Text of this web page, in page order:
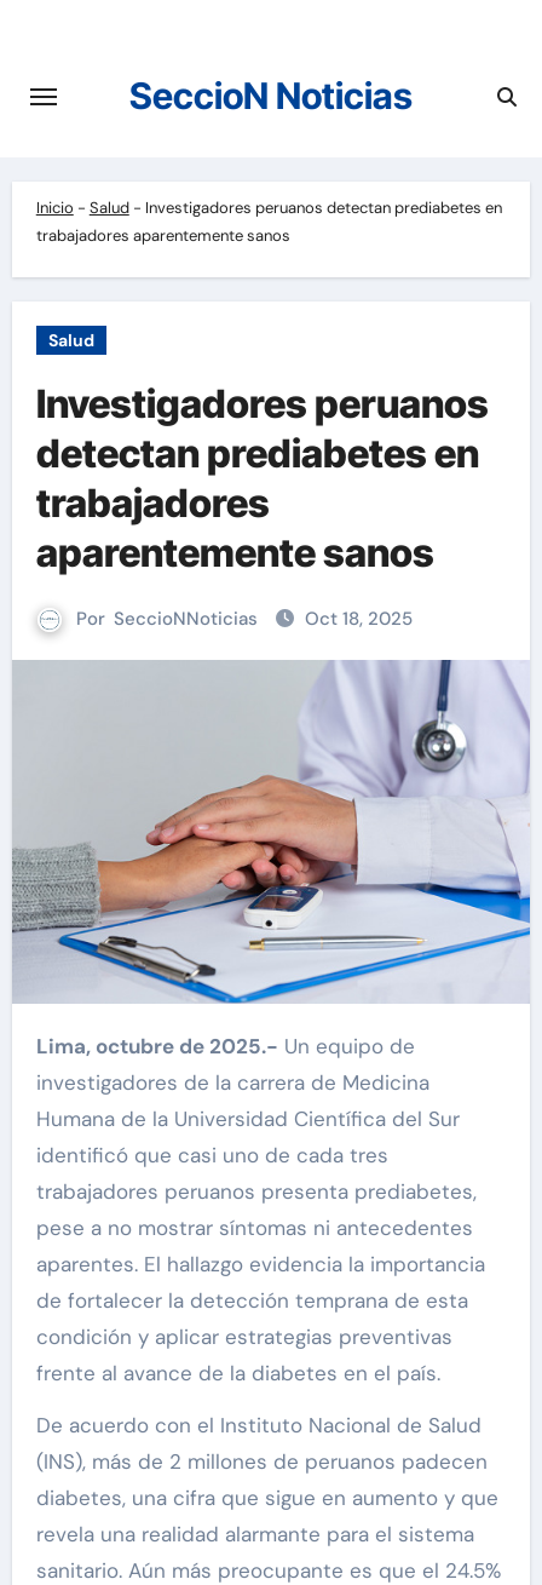
contenido
SeccioN Noticias
Inicio - Salud- Investigadores peruanos detectan prediabetes en
trabajadores aparentemente sanos
Salud
Investigadores peruanos
detectan prediabetes en
trabajadores
aparentemente sanos
Por SeccioNNoticias Oct 18, 2025
Lima, octubre de 2025.- Un equipo de
investigadores de la carrera de Medicina
Humana de la Universidad Científica del Sur
identificó que casi uno de cada tres
trabajadores peruanos presenta prediabetes,
pese a no mostrar síntomas ni antecedentes
aparentes. El hallazgo evidencia la importancia
de fortalecer la detección temprana de esta
condición y aplicar estrategias preventivas
frente al avance de la diabetes en el país.
De acuerdo con el Instituto Nacional de Salud
(INS), más de 2 millones de peruanos padecen
diabetes, una cifra que sigue en aumento y que
revela una realidad alarmante para el sistema
sanitario. Aún más preocupante es que el 24.5%